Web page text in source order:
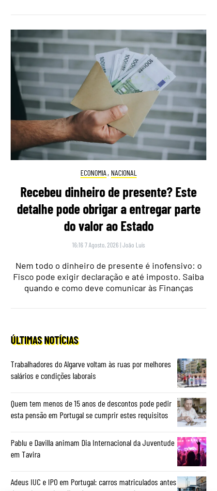
ECONOMIA , NACIONAL
Recebeu dinheiro de presente? Este
detalhe pode obrigar a entregar parte
do valor ao Estado
16:16 7 Agosto, 2026 |João Luís
Nem todo o dinheiro de presente é inofensivo: o
Fisco pode exigir declaração e até imposto. Saiba
quando e como deve comunicar às Finanças
ÚLTIMAS NOTÍCIAS
Trabalhadores do Algarve voltam às ruas por melhores
salários e condições laborais
Quem tem menos de 15 anos de descontos pode pedir
esta pensão em Portugal se cumprir estes requisitos
Pablu e Davilla animam Dia Internacional da Juventude
em Tavira
Adeus IUC e IPO em Portugal: carros matriculados antes